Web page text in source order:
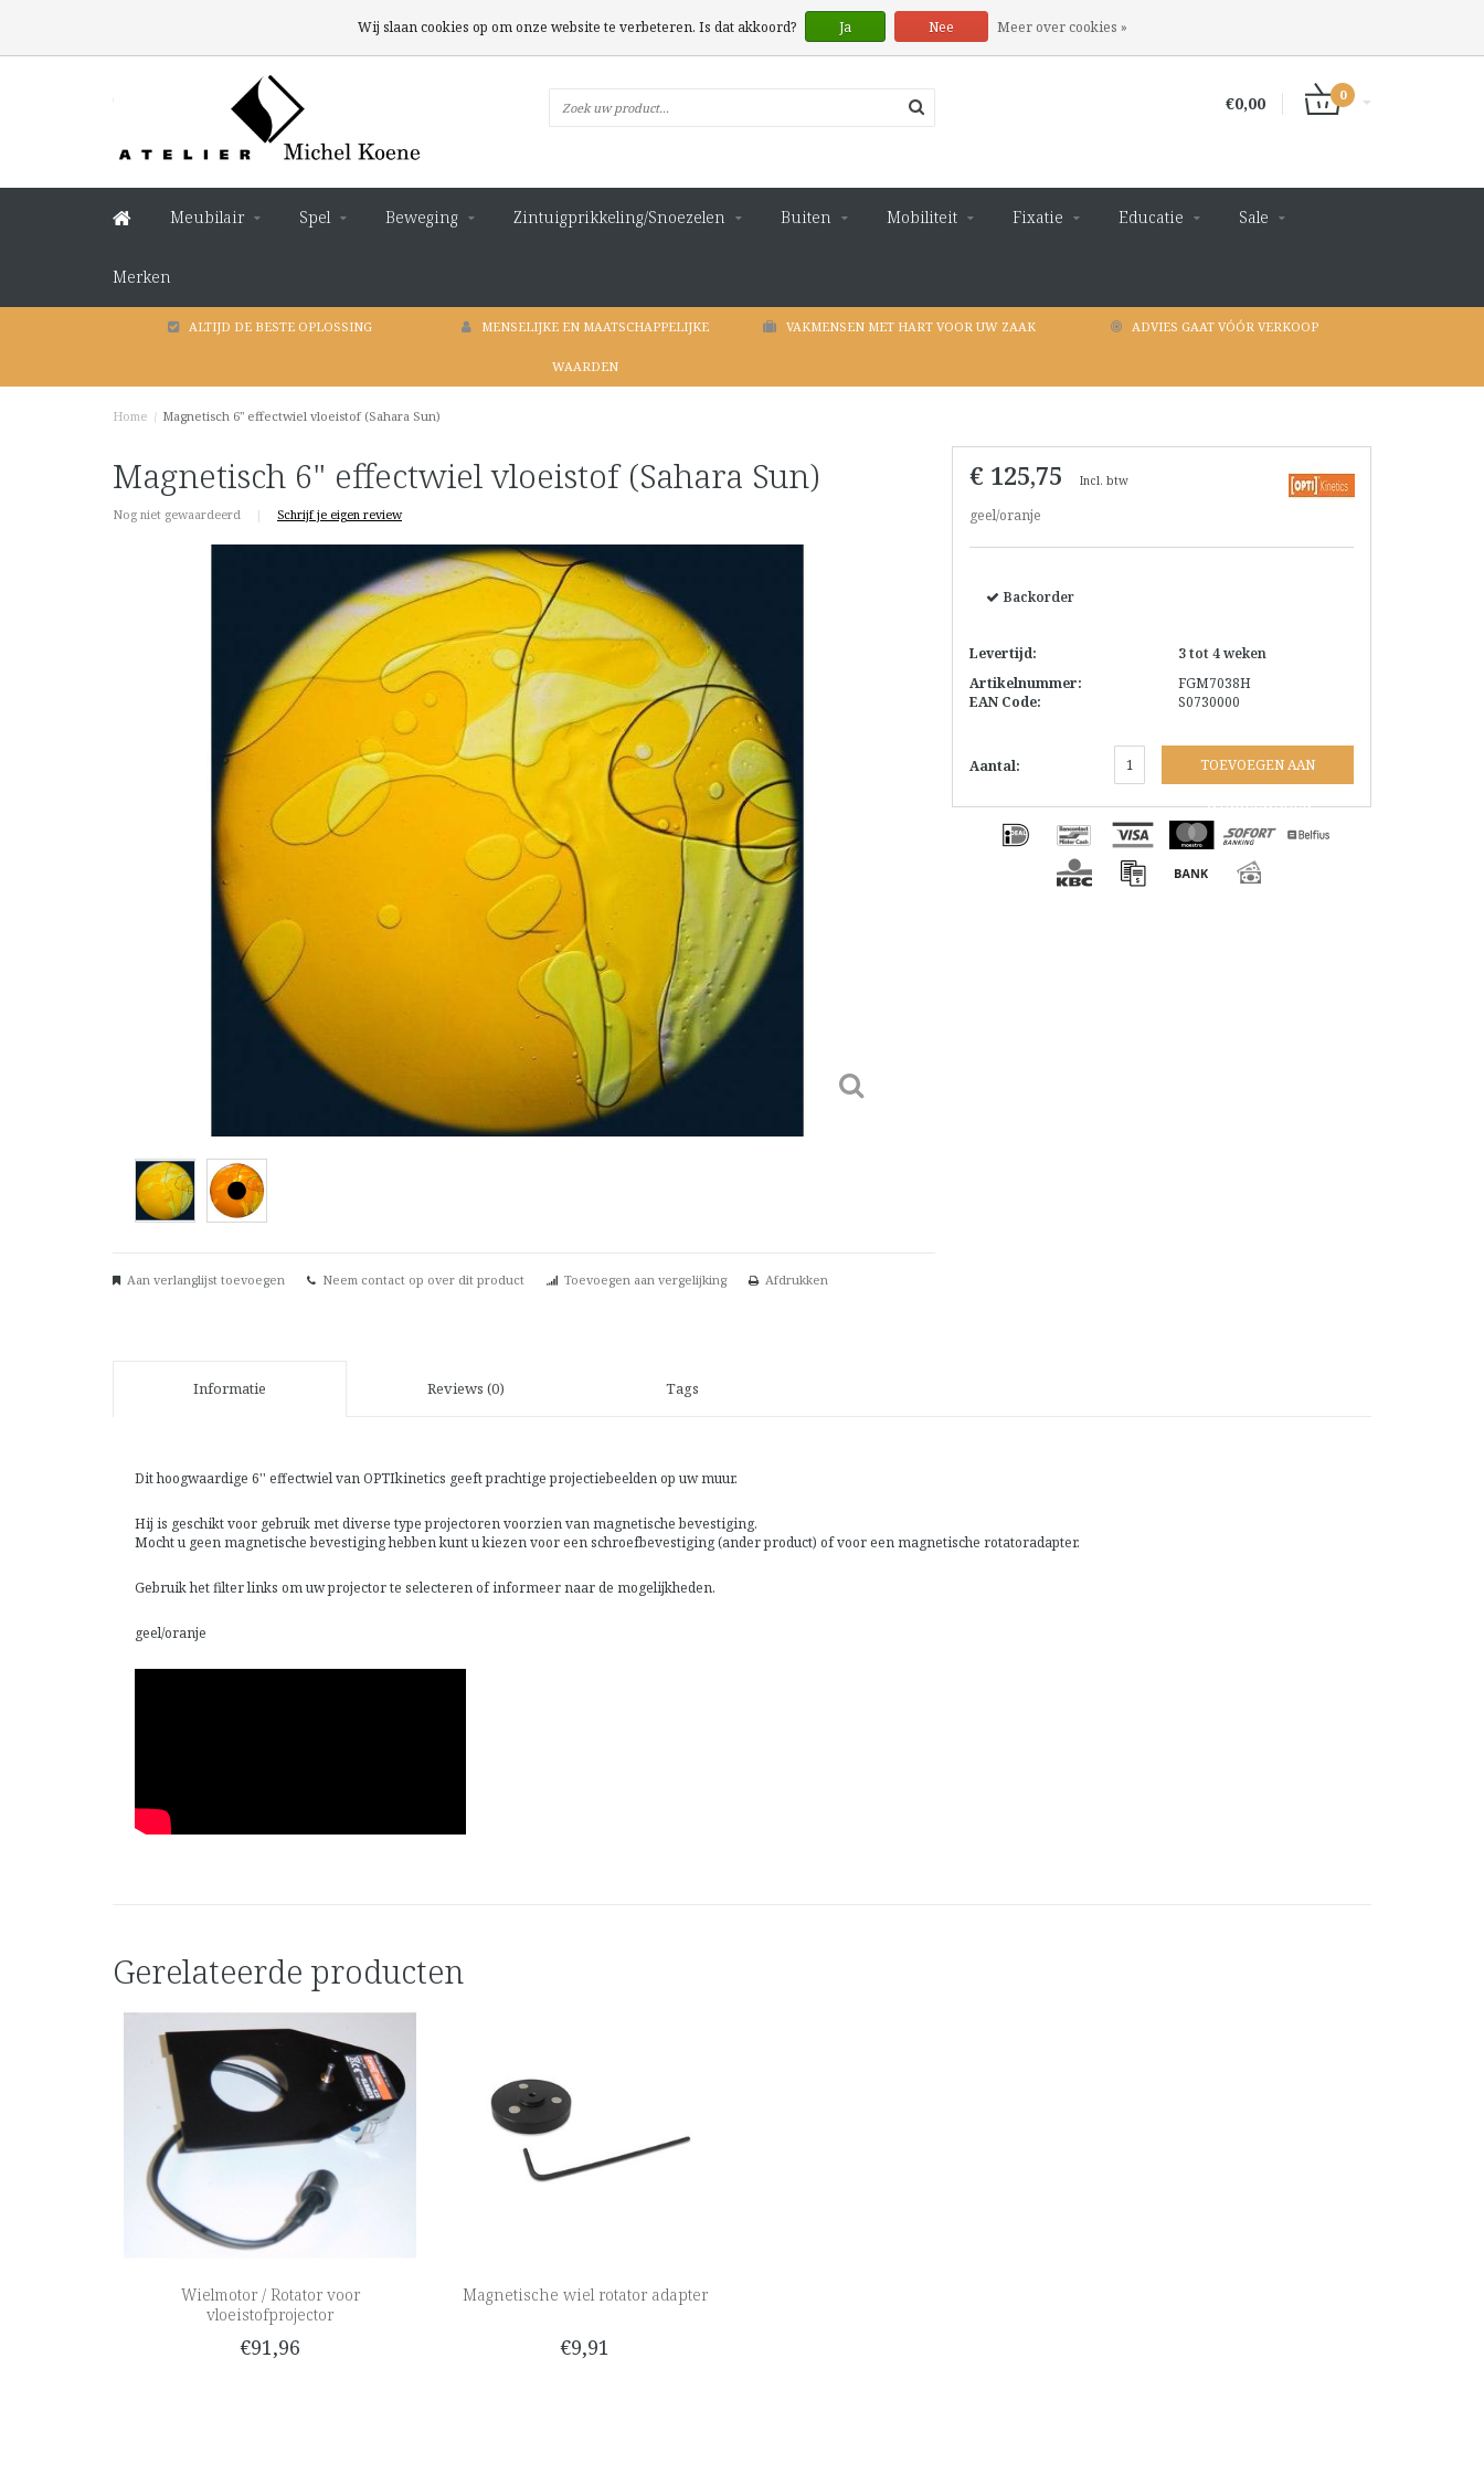
€0,00 0
Meubilair Spel Beweging Zintuigprikkeling/Snoezelen Buiten Mobiliteit Fixatie Educatie Sale
Merken
ALTIJD DE BESTE OPLOSSING MENSELIJKE EN MAATSCHAPPELIJKE
WAARDEN
VAKMENSEN MET HART VOOR UW ZAAK ADVIES GAAT VÓÓR VERKOOP
Home / Magnetisch 6" effectwiel vloeistof (Sahara Sun)
Magnetisch 6" effectwiel vloeistof (Sahara Sun)
Nog niet gewaardeerd | Schrijf je eigen review
Aan verlanglijst toevoegen Neem contact op over dit product Toevoegen aan vergelijking Afdrukken
€ 125,75 Incl. btw
geel/oranje
Backorder
Levertijd:
3 tot 4 weken
Artikelnummer:
FGM7038H
EAN Code:
S0730000
Aantal: TOEVOEGEN AAN
WINKELWAGEN
Informatie Reviews (0) Tags
Dit hoogwaardige 6'' effectwiel van OPTIkinetics geeft prachtige projectiebeelden op uw muur.
Hij is geschikt voor gebruik met diverse type projectoren voorzien van magnetische bevestiging.
Mocht u geen magnetische bevestiging hebben kunt u kiezen voor een schroefbevestiging (ander product) of voor een magnetische rotatoradapter.
Gebruik het filter links om uw projector te selecteren of informeer naar de mogelijkheden.
geel/oranje
Gerelateerde producten
Wielmotor / Rotator voor
vloeistofprojector
€91,96
Magnetische wiel rotator adapter
€9,91
Wij slaan cookies op om onze website te verbeteren. Is dat akkoord? Ja Nee Meer over cookies »